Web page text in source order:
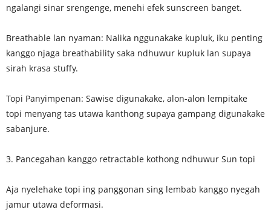
ngalangi sinar srengenge, menehi efek sunscreen banget.
Breathable lan nyaman: Nalika nggunakake kupluk, iku penting
kanggo njaga breathability saka ndhuwur kupluk lan supaya
sirah krasa stuffy.
Topi Panyimpenan: Sawise digunakake, alon-alon lempitake
topi menyang tas utawa kanthong supaya gampang digunakake
sabanjure.
3. Pancegahan kanggo retractable kothong ndhuwur Sun topi
Aja nyelehake topi ing panggonan sing lembab kanggo nyegah
jamur utawa deformasi.